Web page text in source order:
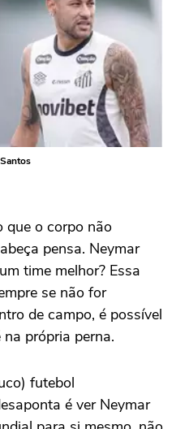
que o corpo não
pensa. Neymar
time melhor? Essa
se não for
de campo, é possível
própria perna.
futebol
é ver Neymar